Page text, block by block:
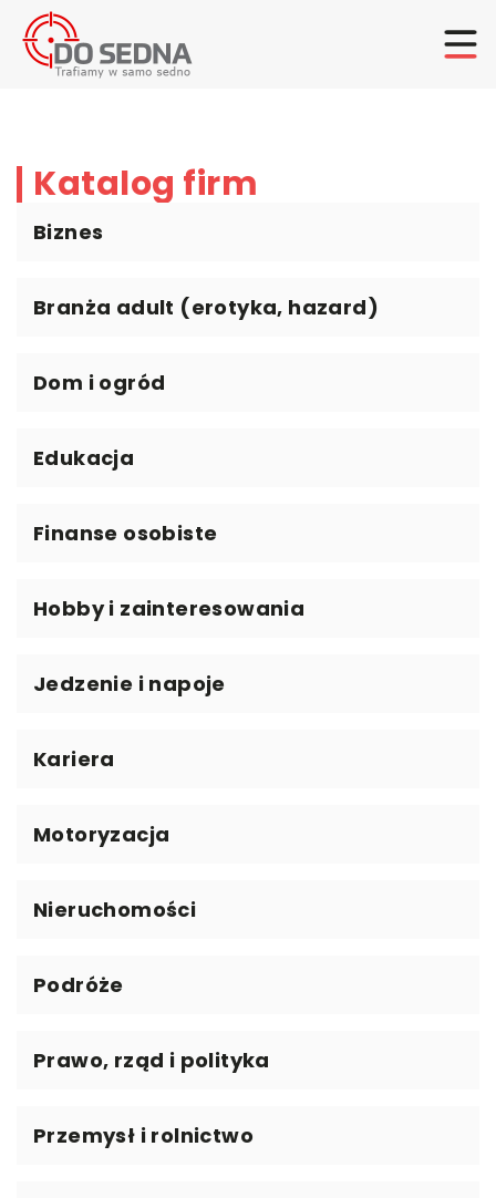
Katalog firm
Biznes
Branża adult (erotyka, hazard)
Dom i ogród
Edukacja
Finanse osobiste
Hobby i zainteresowania
Jedzenie i napoje
Kariera
Motoryzacja
Nieruchomości
Podróże
Prawo, rząd i polityka
Przemysł i rolnictwo